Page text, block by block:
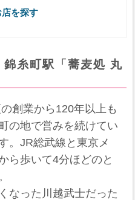
を探す
糸町駅「蕎麦処 丸
創業から120年以上も
の地で営みを続けてい
。JR総武線と東京メ
ら歩いて4分ほどのと
なった川越武士だった